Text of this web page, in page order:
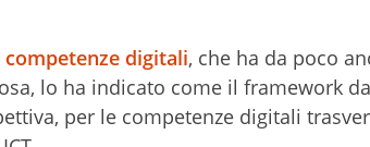
digitali, che ha da poco
lo ha indicato come il framework
per le competenze digitali